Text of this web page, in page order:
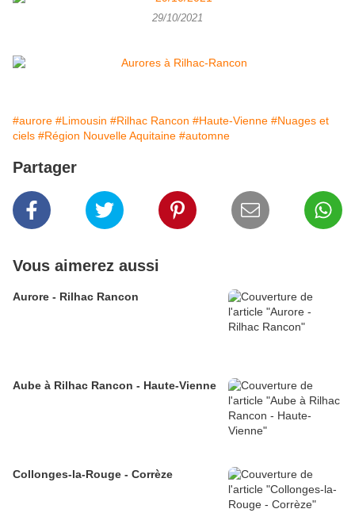
29/10/2021
#aurore #Limousin #Rilhac Rancon #Haute-Vienne #Nuages et
ciels #Région Nouvelle Aquitaine #automne
Partager
Vous aimerez aussi
Aurore - Rilhac Rancon
Aube à Rilhac Rancon - Haute-Vienne
Collonges-la-Rouge - Corrèze